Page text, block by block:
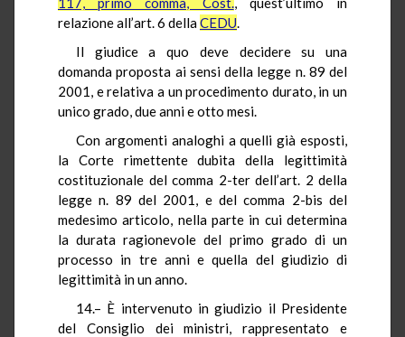
relazione all’art. 6 dellaCEDU.
Il giudice a quo deve decidere su una
domanda proposta ai sensi della legge n. 89 del
2001, e relativa a un procedimento durato, in un
unico grado, due anni e otto mesi.
Con argomenti analoghi a quelli già esposti,
la Corte rimettente dubita della legittimità
costituzionale del comma 2-ter dell’art. 2 della
legge n. 89 del 2001, e del comma 2-bis del
medesimo articolo, nella parte in cui determina
la durata ragionevole del primo grado di un
processo in tre anni e quella del giudizio di
legittimità in un anno.
14.– È intervenuto in giudizio il Presidente
del Consiglio dei ministri, rappresentato e